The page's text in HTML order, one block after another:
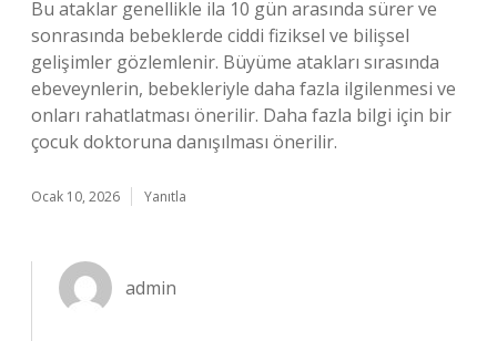
Bu ataklar genellikle ila 10 gün arasında sürer ve
sonrasında bebeklerde ciddi fiziksel ve bilişsel
gelişimler gözlemlenir. Büyüme atakları sırasında
ebeveynlerin, bebekleriyle daha fazla ilgilenmesi ve
onları rahatlatması önerilir. Daha fazla bilgi için bir
çocuk doktoruna danışılması önerilir.
Ocak 10, 2026 Yanıtla
admin